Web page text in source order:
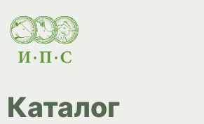
Изделия ветеринарного назначения
Сопутствующие товары